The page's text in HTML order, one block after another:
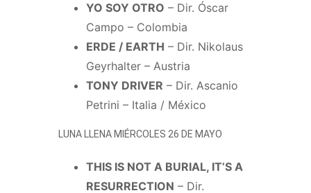
YO SOY OTRO – Dir. Óscar
Campo – Colombia
ERDE / EARTH – Dir. Nikolaus
Geyrhalter – Austria
TONY DRIVER – Dir. Ascanio
Petrini – Italia / México
LUNA LLENA MIÉRCOLES 26 DE MAYO
THIS IS NOT A BURIAL, IT’S A
RESURRECTION – Dir.